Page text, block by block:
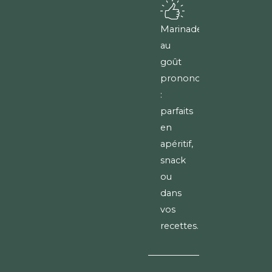
Marinade
au
goût
prononcé
:
parfaits
en
apéritif,
snack
ou
dans
vos
recettes.